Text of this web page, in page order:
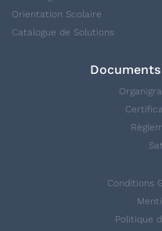
Orientation Scolaire
Catalogue de Solutions
Conditions
Politique